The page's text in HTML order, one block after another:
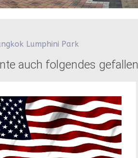
Lumphini Park
auch folgendes gefallen